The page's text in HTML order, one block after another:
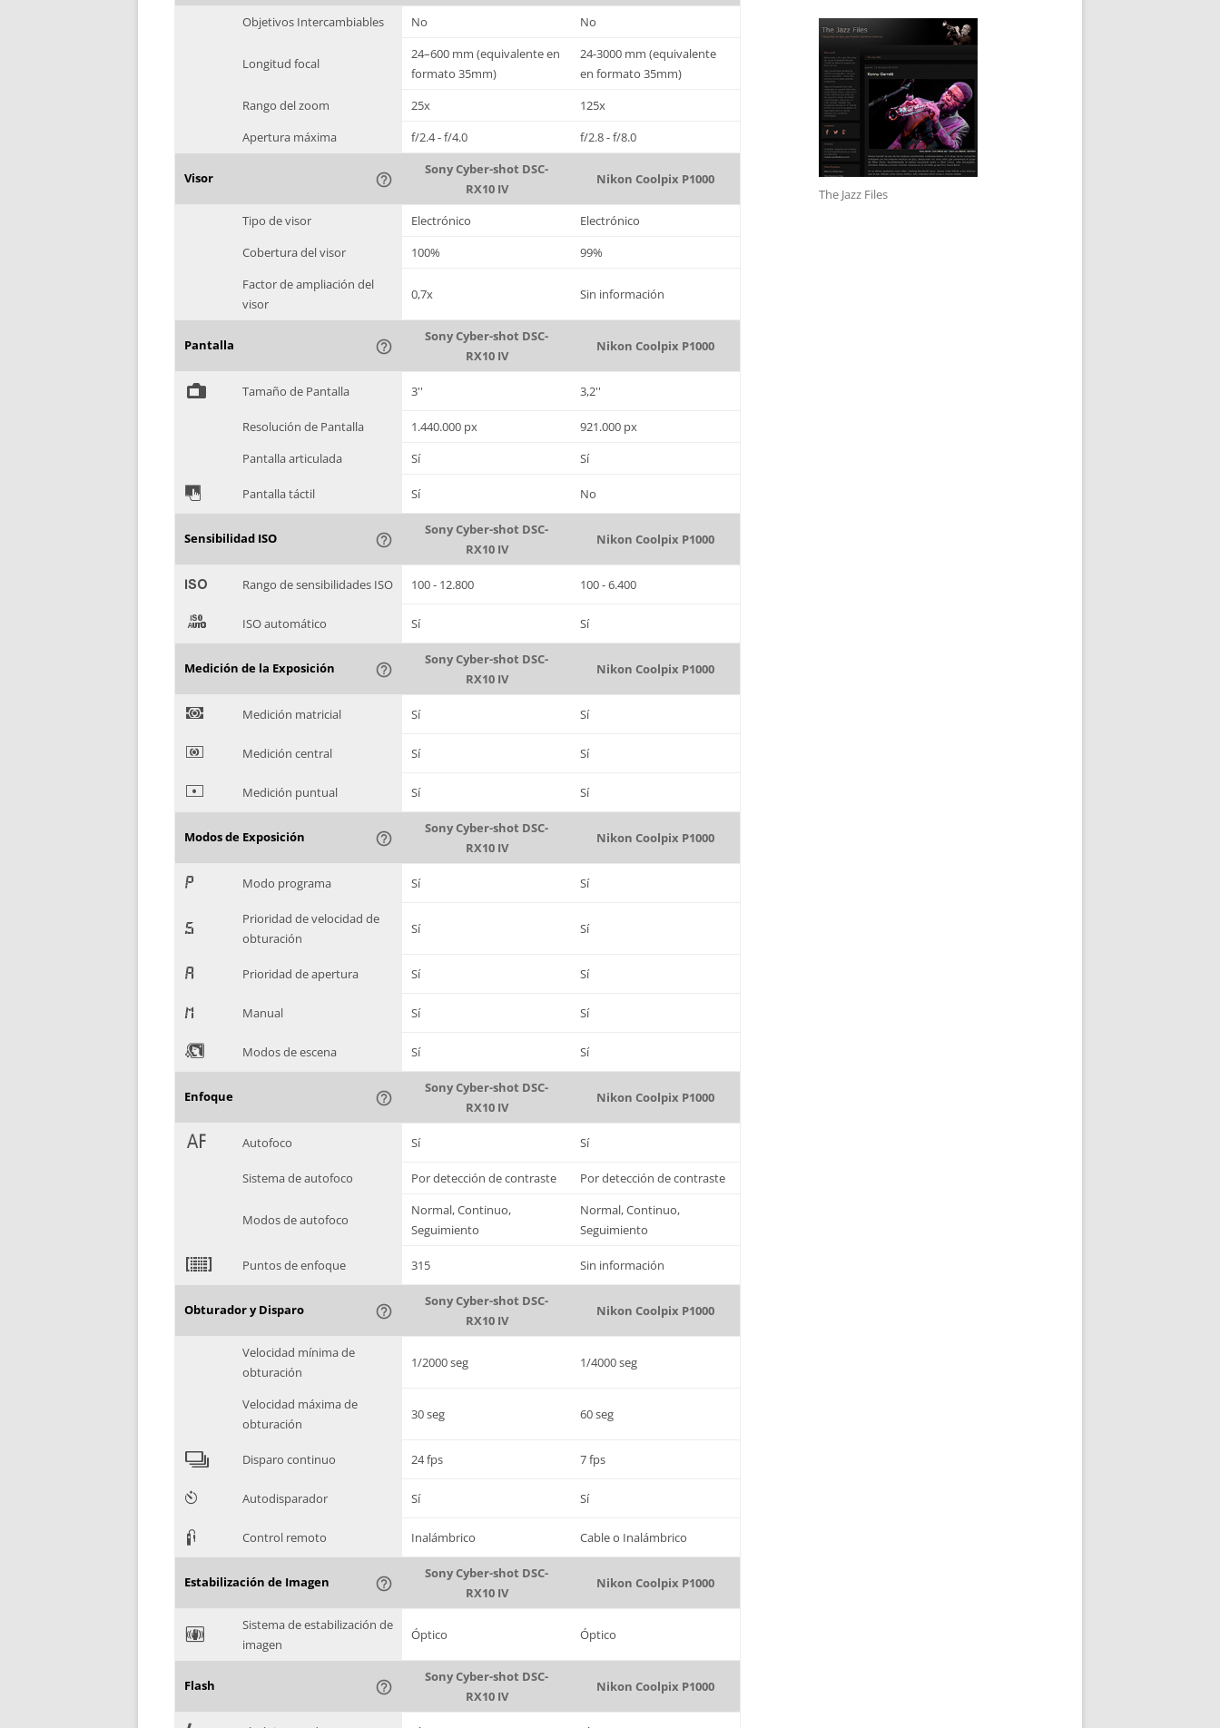
Objetivos Intercambiables No No
Longitud focal
24–600 mm (equivalente en
formato 35mm)
24-3000 mm (equivalente
en formato 35mm)
Rango del zoom
25x
125x
Apertura máxima
f/2.4 - f/4.0 f/2.8 - f/8.0
Visor help_outline
Sony Cyber-shot DSC-
RX10 IV
Nikon Coolpix P1000
Tipo de visor Electrónico
Electrónico
Cobertura del visor
100%
99%
Factor de ampliación del
visor
0,7x Sin información
Pantalla help_outline
Sony Cyber-shot DSC-
RX10 IV
Nikon Coolpix P1000
% Tamaño de Pantalla 3'' 3,2''
Resolución de Pantalla 1.440.000 px
921.000 px
Pantalla articulada
Sí Sí
& Pantalla táctil Sí No
Sensibilidad ISO help_outline
Sony Cyber-shot DSC-
RX10 IV
Nikon Coolpix P1000
' Rango de sensibilidades ISO 100 - 12.800 100 - 6.400
( ISO automático Sí Sí
Medición de la Exposición help_outline
Sony Cyber-shot DSC-
RX10 IV
Nikon Coolpix P1000
) Medición matricial Sí Sí
* Medición central Sí Sí
+ Medición puntual Sí Sí
Modos de Exposición help_outline
Sony Cyber-shot DSC-
RX10 IV
Nikon Coolpix P1000
, Modo programa Sí Sí
-
Prioridad de velocidad de
obturación
Sí Sí
. Prioridad de apertura Sí Sí
/ Manual Sí Sí
0 Modos de escena Sí Sí
Enfoque help_outline
Sony Cyber-shot DSC-
RX10 IV
Nikon Coolpix P1000
1 Autofoco Sí Sí
Sistema de autofoco Por detección de contraste Por detección de contraste
Modos de autofoco
Normal, Continuo,
Seguimiento
Normal, Continuo,
Seguimiento
2 Puntos de enfoque 315 Sin información
Obturador y Disparo help_outline
Sony Cyber-shot DSC-
RX10 IV
Nikon Coolpix P1000
Velocidad mínima de
obturación
1/2000 seg 1/4000 seg
Velocidad máxima de
obturación
30 seg 60 seg
4 Disparo continuo 24 fps 7 fps
6 Autodisparador Sí Sí
3 Control remoto Inalámbrico Cable o Inalámbrico
Estabilización de Imagen help_outline
Sony Cyber-shot DSC-
RX10 IV
Nikon Coolpix P1000
F
Sistema de estabilización de
imagen
Óptico Óptico
Flash help_outline
Sony Cyber-shot DSC-
RX10 IV
Nikon Coolpix P1000
The Jazz Files